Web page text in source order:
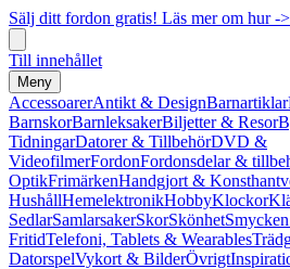
Sälj ditt fordon gratis! Läs mer om hur ->
Till innehållet
Meny
AccessoarerAntikt & DesignBarnartiklar
BarnskorBarnleksakerBiljetter & Resor
TidningarDatorer & TillbehörDVD &
VideofilmerFordonFordonsdelar &
OptikFrimärkenHandgjort &
HushållHemelektronikHobbyKlockor
SedlarSamlarsakerSkorSkönhet
FritidTelefoni, Tablets & Wearables
DatorspelVykort & BilderÖvrigt